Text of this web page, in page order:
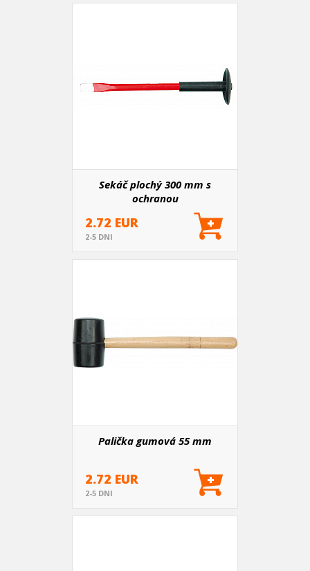
Sekáč plochý 300 mm s
ochranou
2.72 EUR
2-5 DNI
Palička gumová 55 mm
2.72 EUR
2-5 DNI